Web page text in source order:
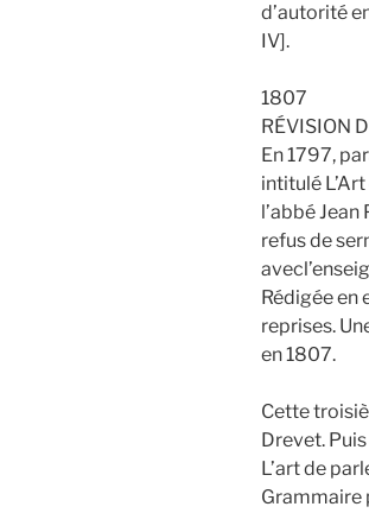
d’autorité
IV].
1807
RÉVISION
En 1797,
intitulé
l’abbé
refus de
Rédigée en
reprises.
en 1807.
Cette
Drevet.
L’art de
Grammaire